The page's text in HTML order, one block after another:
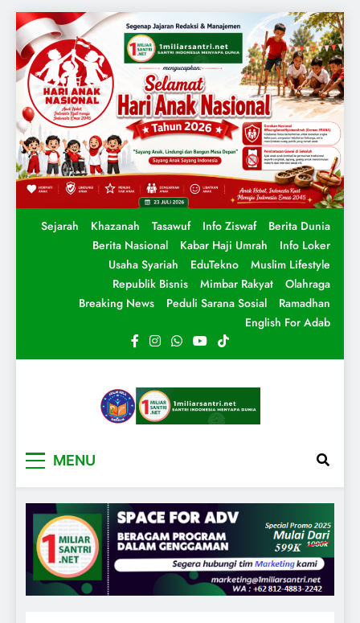
Sejarah Khazanah Tasawuf Info Ziswaf
Berita Dunia
Berita Nasional
Kabar Haji Umrah
Info Loker
Usaha Syariah
EduTekno
Muslim Lifestyle
Republik Bisnis
Mimbar Rakyat
Olahraga
Breaking News
Peduli Sarana Sosial
Ramadhan
English For Adab
MENU